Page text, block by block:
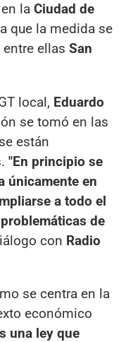
la Ciudad de
que la medida se
ellas San
local, Eduardo
se tomó en las
están
"En principio se
únicamente en
a todo el
de
con Radio
se centra en la
económico
una ley que